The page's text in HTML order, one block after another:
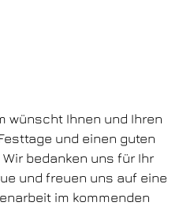
wünscht Ihnen und Ihren
und einen guten
bedanken uns für Ihr
und freuen uns auf eine
im kommenden